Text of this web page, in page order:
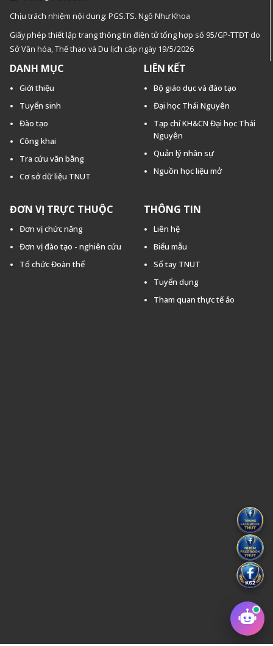
Chịu trách nhiệm nội dung: PGS.TS. Ngô Như Khoa
Giấy phép thiết lập trang thông tin điện tử tổng hợp số 95/GP-TTĐT do
Sở Văn hóa, Thế thao và Du lịch cấp ngày 19/5/2026
DANH MỤC
Giới thiệu
Tuyển sinh
Đào tạo
Công khai
Tra cứu văn bằng
Cơ sở dữ liệu TNUT
LIÊN KẾT
Bộ giáo dục và đào tạo
Đại học Thái Nguyên
Tạp chí KH&CN Đại học Thái
Nguyên
Quản lý nhân sự
Nguồn học liệu mở
ĐƠN VỊ TRỰC THUỘC
Đơn vị chức năng
Đơn vị đào tạo - nghiên cứu
Tổ chức Đoàn thể
THÔNG TIN
Liên hệ
Biểu mẫu
Sổ tay TNUT
Tuyển dụng
Tham quan thực tế ảo